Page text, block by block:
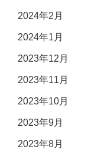
2024年2月
2024年1月
2023年12月
2023年11月
2023年10月
2023年9月
2023年8月